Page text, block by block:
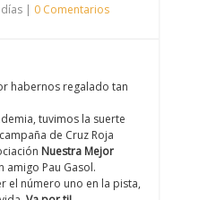
| 0 Comentarios
habernos regalado tan
tuvimos la suerte
de Cruz Roja
Nuestra Mejor
amigo Pau Gasol.
el número uno en la pista,